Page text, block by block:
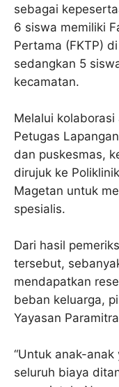
sebagai
6 siswa memiliki
Pertama (FKTP)
sedangkan 5
kecamatan.
Melalui
Petugas
dan puskesmas,
dirujuk ke
Magetan untuk
spesialis.
Dari hasil
tersebut,
mendapatkan
beban keluarga,
Yayasan
“Untuk anak-anak
seluruh biaya